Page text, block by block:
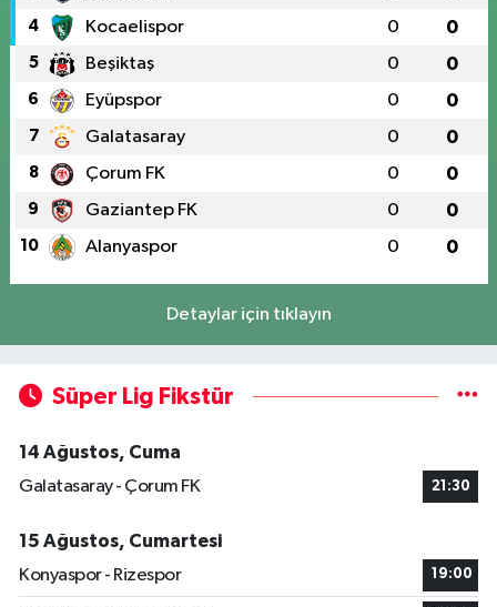
4 Kocaelispor 0 0
5 Beşiktaş 0 0
6 Eyüpspor 0 0
7 Galatasaray 0 0
8 Çorum FK 0 0
9 Gaziantep FK 0 0
10 Alanyaspor 0 0
Detaylar için tıklayın
Süper Lig Fikstür
14 Ağustos, Cuma
Galatasaray - Çorum FK
21:30
15 Ağustos, Cumartesi
Konyaspor - Rizespor
19:00